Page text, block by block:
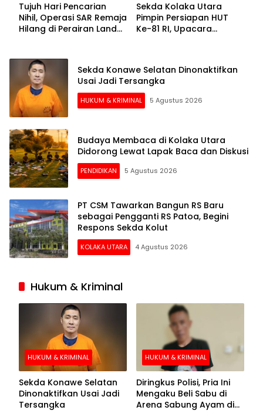
Tujuh Hari Pencarian
Nihil, Operasi SAR Remaja
Hilang di Perairan Lande
Sekda Kolaka Utara
Pimpin Persiapan HUT
Ke-81 RI, Upacara
Sekda Konawe Selatan Dinonaktifkan
Usai Jadi Tersangka
HUKUM & KRIMINAL 5 Agustus 2026
Budaya Membaca di Kolaka Utara
Didorong Lewat Lapak Baca dan Diskusi
PENDIDIKAN 5 Agustus 2026
PT CSM Tawarkan Bangun RS Baru
sebagai Pengganti RS Patoa, Begini
Respons Sekda Kolut
KOLAKA UTARA 4 Agustus 2026
Hukum & Kriminal
HUKUM & KRIMINAL
Sekda Konawe Selatan
Dinonaktifkan Usai Jadi
Tersangka
HUKUM & KRIMINAL
Diringkus Polisi, Pria Ini
Mengaku Beli Sabu di
Arena Sabung Ayam di